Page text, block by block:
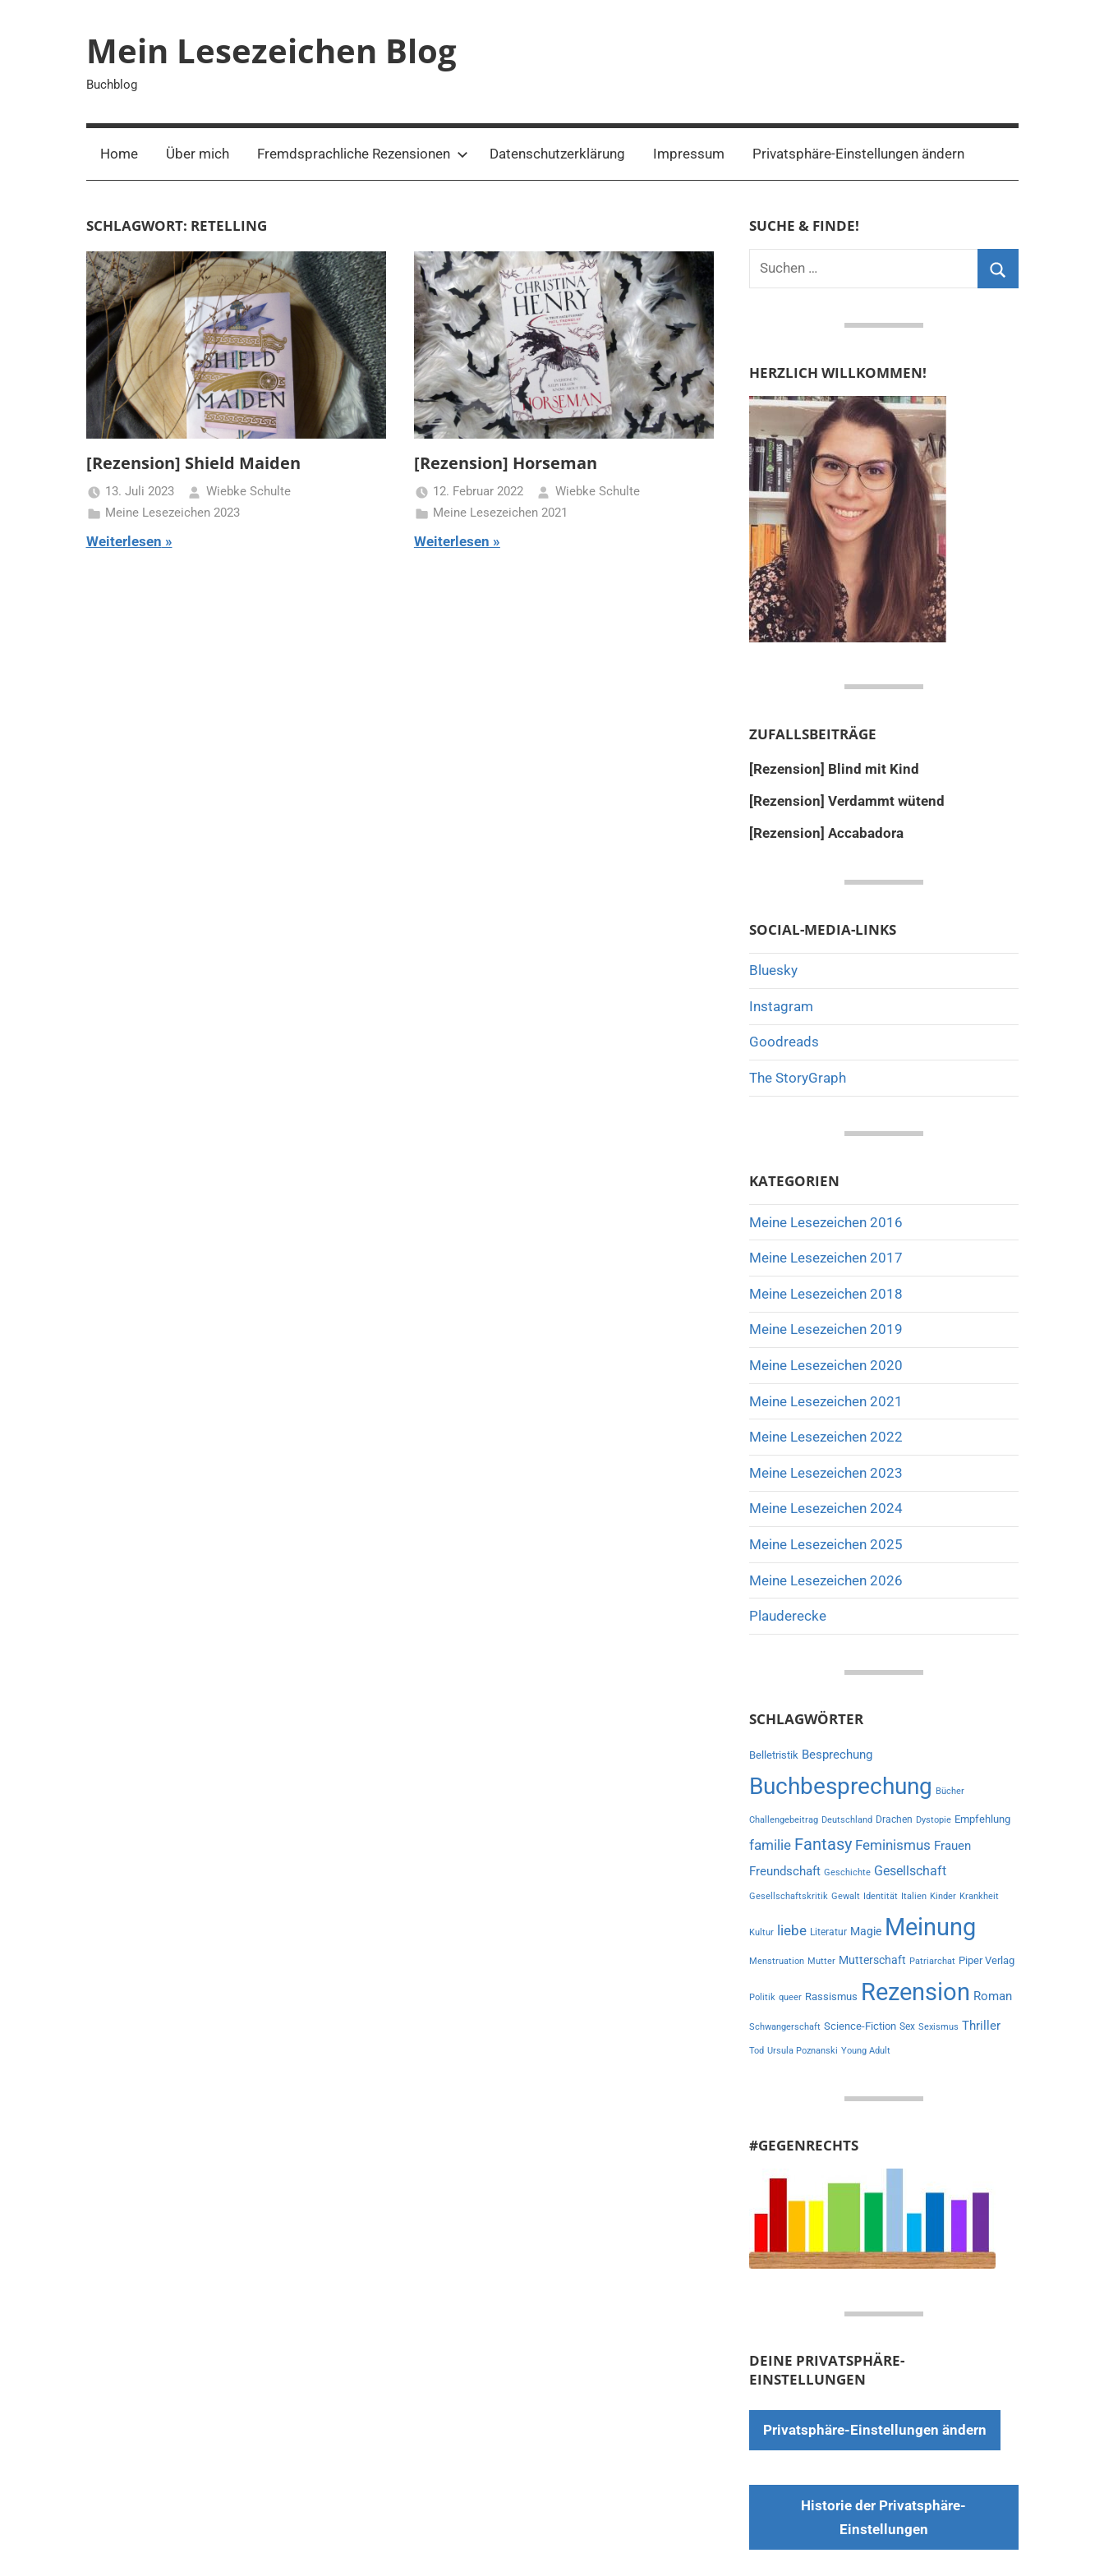
Mein Lesezeichen Blog
Buchblog
Home Über mich Fremdsprachliche Rezensionen Datenschutzerklärung Impressum Privatsphäre-Einstellungen ändern
SCHLAGWORT: RETELLING
[Rezension] Shield Maiden
13. Juli 2023
Wiebke Schulte
Meine Lesezeichen 2023
Weiterlesen
[Rezension] Horseman
12. Februar 2022
Wiebke Schulte
Meine Lesezeichen 2021
Weiterlesen
SUCHE & FINDE!
Suchen
HERZLICH WILLKOMMEN!
ZUFALLSBEITRÄGE
[Rezension] Blind mit Kind
[Rezension] Verdammt wütend
[Rezension] Accabadora
SOCIAL-MEDIA-LINKS
Bluesky
Instagram
Goodreads
The StoryGraph
KATEGORIEN
Meine Lesezeichen 2016
Meine Lesezeichen 2017
Meine Lesezeichen 2018
Meine Lesezeichen 2019
Meine Lesezeichen 2020
Meine Lesezeichen 2021
Meine Lesezeichen 2022
Meine Lesezeichen 2023
Meine Lesezeichen 2024
Meine Lesezeichen 2025
Meine Lesezeichen 2026
Plauderecke
SCHLAGWÖRTER
Belletristik Besprechung
Buchbesprechung Bücher
Challengebeitrag Deutschland Drachen Dystopie Empfehlung
familie Fantasy Feminismus Frauen
Freundschaft Geschichte Gesellschaft
Gesellschaftskritik Gewalt Identität Italien Kinder Krankheit
Kultur liebe Literatur Magie Meinung
Menstruation Mutter Mutterschaft Patriarchat Piper Verlag
Politik queer Rassismus Rezension Roman
Schwangerschaft Science-Fiction Sex Sexismus Thriller
Tod Ursula Poznanski Young Adult
#GEGENRECHTS
DEINE PRIVATSPHÄRE-
EINSTELLUNGEN
Privatsphäre-Einstellungen ändern
Historie der Privatsphäre-
Einstellungen